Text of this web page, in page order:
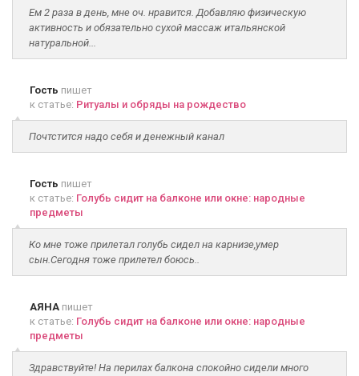
Ем 2 раза в день, мне оч. нравится. Добавляю физическую
активность и обязательно сухой массаж итальянской
натуральной...
Гость пишет
к статье: Ритуалы и обряды на рождество
Почтстится надо себя и денежный канал
Гость пишет
к статье: Голубь сидит на балконе или окне: народные
предметы
Ко мне тоже прилетал голубь сидел на карнизе,умер
сын.Сегодня тоже прилетел боюсь..
АЯНА пишет
к статье: Голубь сидит на балконе или окне: народные
предметы
Здравствуйте! На перилах балкона спокойно сидели много